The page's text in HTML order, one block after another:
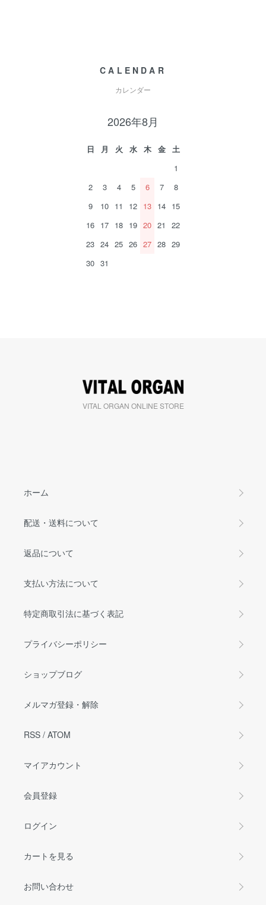
CALENDAR
カレンダー
2026年8月
日 月 火 水 木 金
土
1
2
3 4 5 6 7
8
9
10 11 12 13 14 15
16 17 18 19 20 21
22
23 24 25 26 27 28 29
30 31
VITAL ORGAN ONLINE STORE
ホーム
配送・送料について
返品について
支払い方法について
特定商取引法に基づく表記
プライバシーポリシー
ショップブログ
メルマガ登録・解除
RSS / ATOM
マイアカウント
会員登録
ログイン
カートを見る
お問い合わせ